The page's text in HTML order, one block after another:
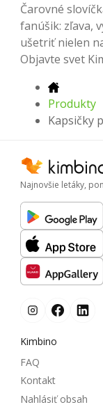
Čarovné
fanúšik: zľava,
ušetriť nielen
Objavte svet
Produkty
Kapsičky
Najnovšie letáky,
Kimbino
FAQ
Kontakt
Nahlásiť obsah